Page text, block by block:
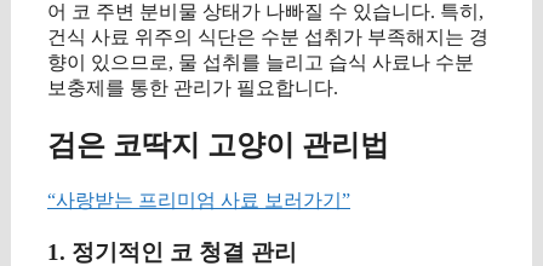
어 코 주변 분비물 상태가 나빠질 수 있습니다. 특히,
건식 사료 위주의 식단은 수분 섭취가 부족해지는 경
향이 있으므로, 물 섭취를 늘리고 습식 사료나 수분
보충제를 통한 관리가 필요합니다.
검은 코딱지 고양이 관리법
“사랑받는 프리미엄 사료 보러가기”
1. 정기적인 코 청결 관리